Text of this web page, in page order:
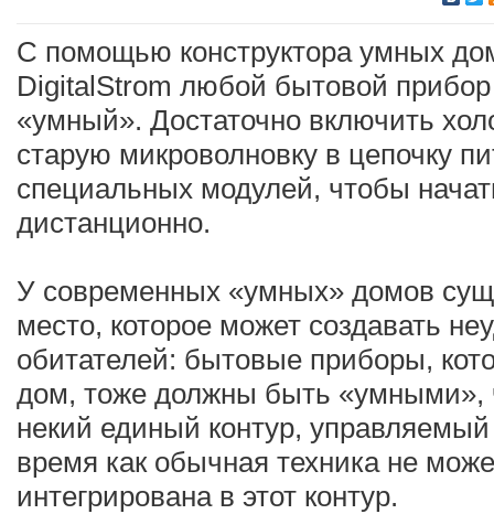
С помощью конструктора умных
DigitalStrom любой бытовой
«умный». Достаточно включить
старую микроволновку в цепочку
специальных модулей, чтобы
дистанционно.
У современных «умных» домов
место, которое может создавать
обитателей: бытовые приборы,
дом, тоже должны быть «умными»,
некий единый контур,
время как обычная техника не
интегрирована в этот контур.